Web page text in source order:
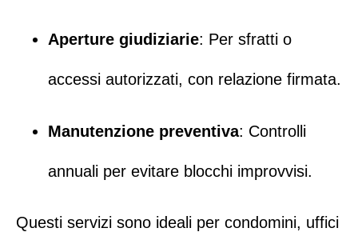
Aperture giudiziarie: Per sfratti o
accessi autorizzati, con relazione firmata.
Manutenzione preventiva: Controlli
annuali per evitare blocchi improvvisi.
Questi servizi sono ideali per condomini, uffici